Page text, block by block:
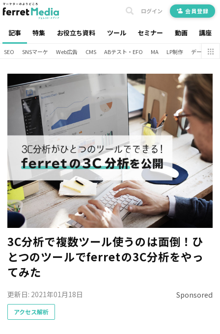
記事 特集 お役立ち資料 ツール セミナー 動画 講座
ログイン 会員登録
SEO SNSマーケ Web広告 CMS ABテスト・EFO MA LP制作 データ分析
3C分析で複数ツール使うのは面倒！ひ
とつのツールでferretの3C分析をやっ
てみた
Sponsored
更新日: 2021年01月18日
アクセス解析